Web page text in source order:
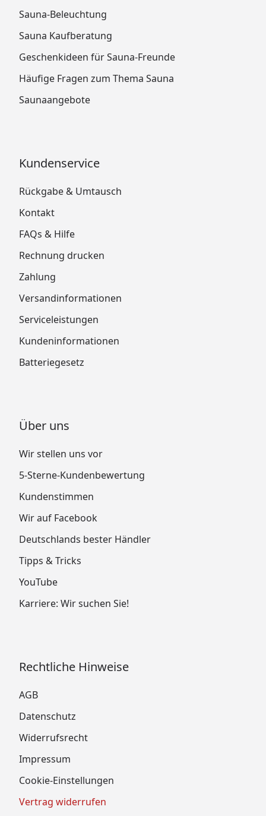
Sauna-Beleuchtung
Sauna Kaufberatung
Geschenkideen für Sauna-Freunde
Häufige Fragen zum Thema Sauna
Saunaangebote
Kundenservice
Rückgabe & Umtausch
Kontakt
FAQs & Hilfe
Rechnung drucken
Zahlung
Versandinformationen
Serviceleistungen
Kundeninformationen
Batteriegesetz
Über uns
Wir stellen uns vor
5-Sterne-Kundenbewertung
Kundenstimmen
Wir auf Facebook
Deutschlands bester Händler
Tipps & Tricks
YouTube
Karriere: Wir suchen Sie!
Rechtliche Hinweise
AGB
Datenschutz
Widerrufsrecht
Impressum
Cookie-Einstellungen
Vertrag widerrufen